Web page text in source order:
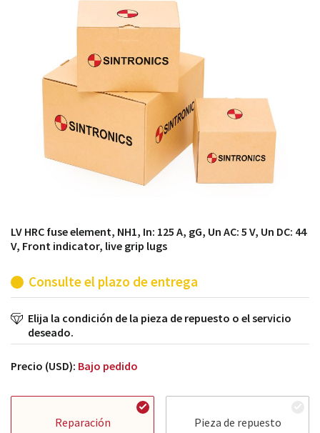
módulos antiguos a un alto nivel técnico o sustitución
de módulos descontinuados por módulos del propio
LV HRC fuse element, NH1, In: 125 A, gG, Un AC: 5 V, Un DC: 44
V, Front indicator, live grip lugs
Consulte el plazo de entrega
Elija la condición de la pieza de repuesto o el servicio
deseado.
Precio (USD): Bajo pedido
Reparación Pieza de repuesto